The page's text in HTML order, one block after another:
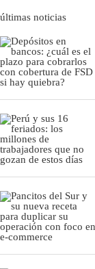
últimas noticias